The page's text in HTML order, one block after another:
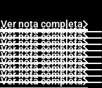
Ver nota completa
Ver nota completa
Ver nota completa
Ver nota completa
Ver nota completa
Ver nota completa
Ver nota completa
Ver nota completa
Ver nota completa
Ver nota completa